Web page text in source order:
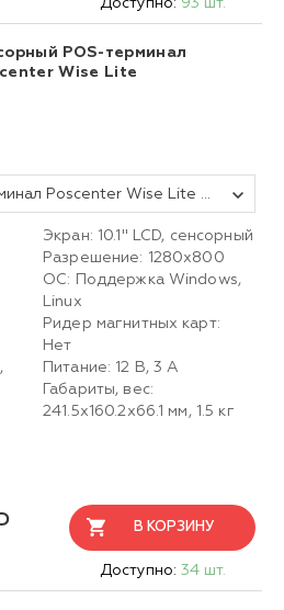
Доступно: 93 шт.
POS-терминал
Wise Lite
Компактный POS-терминал Poscenter Wise Lite (10,1", J4125, RAM 4Gb, M2 SSD 128Gb, WiFi, BT) без ОС
Экран: 10.1'' LCD, сенсорный
Разрешение: 1280х800
ОС: Поддержка Windows,
Linux
Ридер магнитных карт:
Нет
Питание: 12 В, 3 А
Габариты, вес:
241.5x160.2x66.1 мм, 1.5 кг
В КОРЗИНУ
Доступно: 34 шт.